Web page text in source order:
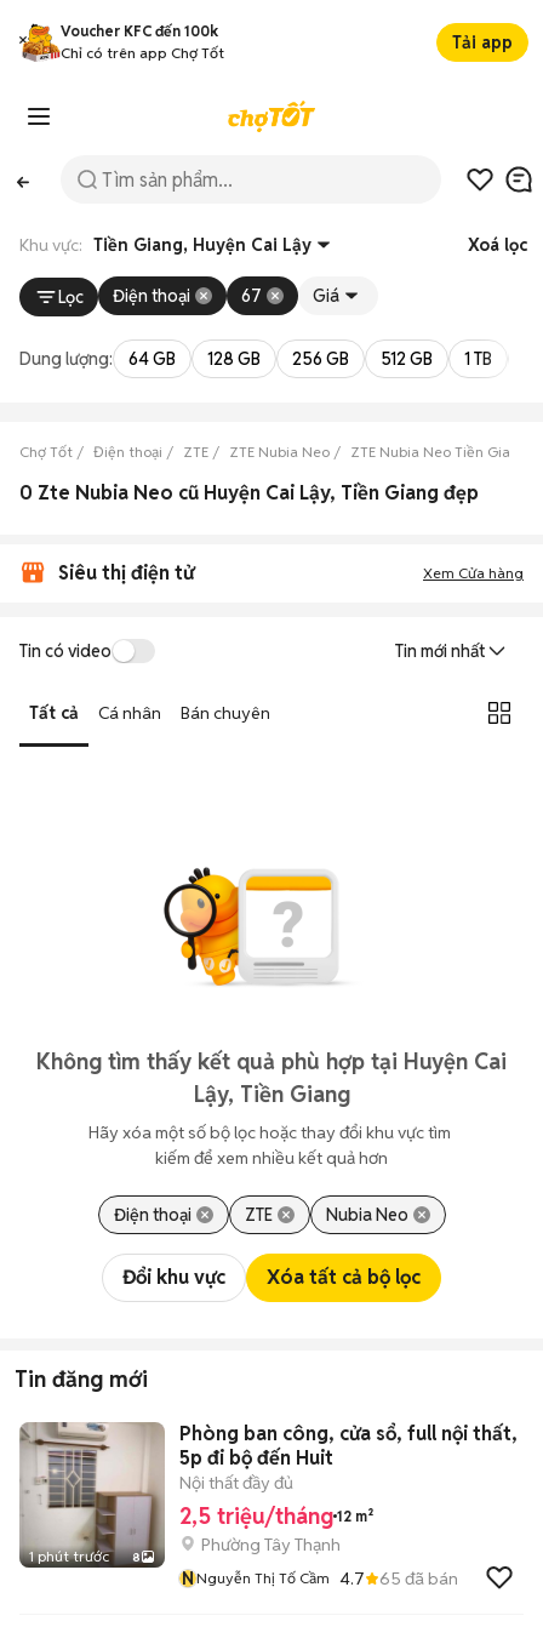
Voucher KFC đến 100k
Chỉ có trên app Chợ Tốt
Tải app
Khu vực: Tiền Giang, Huyện Cai Lậy Xoá lọc
Lọc Điện thoại 67 Giá
Dung lượng: 64 GB 128 GB 256 GB 512 GB 1 TB
Chợ Tốt Điện thoại ZTE ZTE Nubia Neo ZTE Nubia Neo Tiền Giang
0 Zte Nubia Neo cũ Huyện Cai Lậy, Tiền Giang đẹp
Siêu thị điện tử Xem Cửa hàng
Tin có video Tin mới nhất
Tất cả Cá nhân Bán chuyên
Không tìm thấy kết quả phù hợp tại Huyện Cai
Lậy, Tiền Giang
Hãy xóa một số bộ lọc hoặc thay đổi khu vực tìm
kiếm để xem nhiều kết quả hơn
Điện thoại ZTE Nubia Neo
Đổi khu vực Xóa tất cả bộ lọc
Tin đăng mới
1 phút trước 8
Phòng ban công, cửa sổ, full nội thất,
5p đi bộ đến Huit
Nội thất đầy đủ
2,5 triệu/tháng 12 m²
Phường Tây Thạnh
NNguyễn Thị Tố Cầm 4.7 65 đã bán